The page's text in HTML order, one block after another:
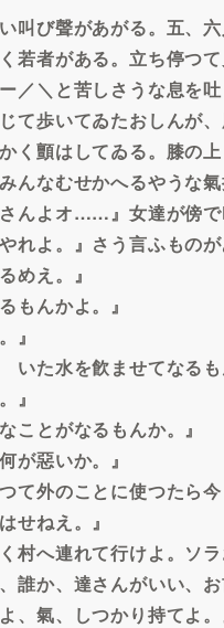
叫び聲があがる。五、
若者がある。立ち停つ
／＼と苦しさうな息を
て歩いてゐたおしんが
く顫はしてゐる。膝の
んなむせかへるやうな氣
んよオ……』女達が傍で
れよ。』さう言ふものが
めえ。』
もんかよ。』
』
いた水を飮ませてなるも
』
ことがなるもんか。』
が惡いか。』
つて外のことに使つた
せねえ。』
村へ連れて行けよ。ソ
誰か、達さんがいい、
、氣、しつかり持てよ。